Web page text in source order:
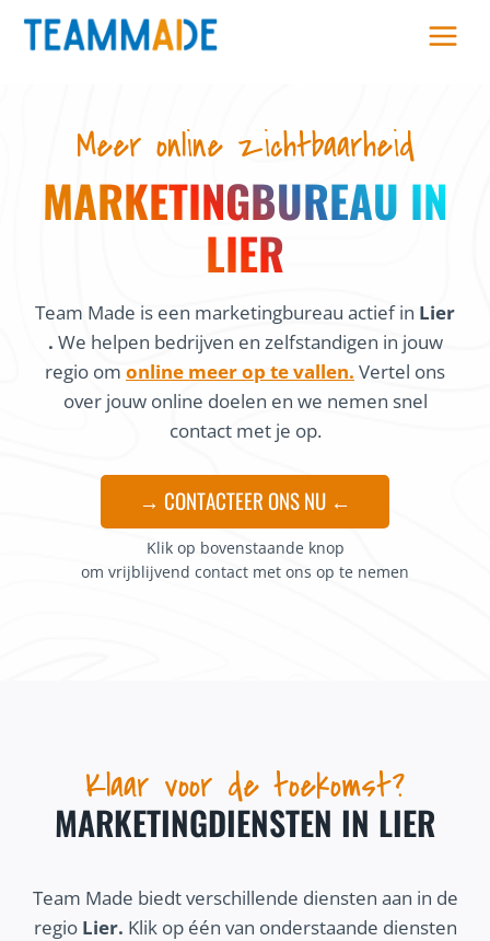
Skip
Meer online zichtbaarheid
MARKETINGBUREAU IN
LIER
Team Made is een marketingbureau actief in Lier
. We helpen bedrijven en zelfstandigen in jouw
regio om online meer op te vallen. Vertel ons
over jouw online doelen en we nemen snel
contact met je op.
→ CONTACTEER ONS NU ←
Klik op bovenstaande knop
om vrijblijvend contact met ons op te nemen
Klaar voor de toekomst?
MARKETINGDIENSTEN IN LIER
Team Made biedt verschillende diensten aan in de
regio Lier. Klik op één van onderstaande diensten